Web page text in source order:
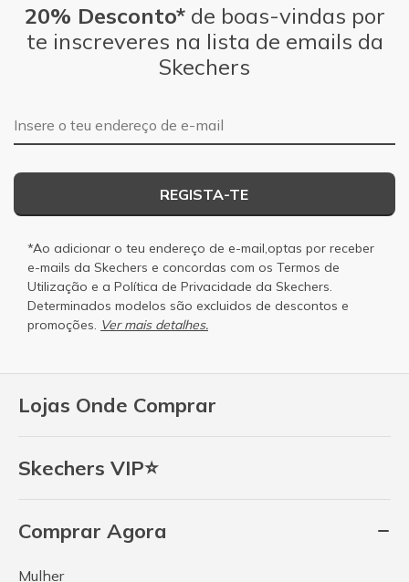
Lojas Onde Comprar
Skechers VIP⭐
Comprar Agora
Mulher
20% Desconto*de boas-vindas por
te inscreveres na lista de emails da
Skechers
Endereço de e-mail
REGISTA-TE
*Ao adicionar o teu endereço de e-mail,optas por receber
e-mails da Skechers e concordas com os Termos de
Utilização e a Política de Privacidade da Skechers.
Determinados modelos são excluidos de descontos e
promoções. Ver mais detalhes.